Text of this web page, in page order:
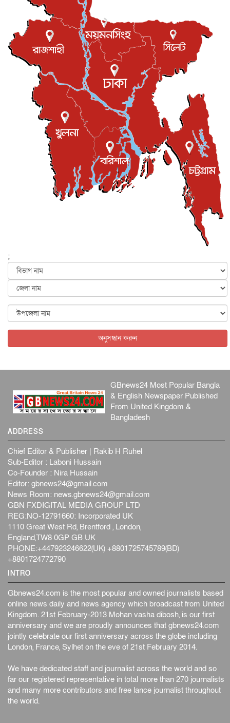
বস্তিতে কেটেছে শৈশব, আজ মুম্বাইয়ে দুই বাড়ির মালিক
বিনোদন ৬ আগস্ট, ২০২৬
যুক্তরাজ্যে বসবাসরত জাতীয়তাবাদী কুলাউড়াবাসীর মত বিনিময়
সভা...
ইউকে কমিউনিটি ৫ আগস্ট, ২০২৬
প্রধানমন্ত্রীকে সৌদি আরব সফরের আমন্ত্রণ
জাতীয় ৫ আগস্ট, ২০২৬
জুলাই গণ-অভ্যুত্থান দিবস আজ, স্মরণে দেশজুড়ে কর্মসূচি
জাতীয় ৫ আগস্ট, ২০২৬
জনগণ পরিবর্তন চেয়েছে বলেই জুলাই আন্দোলন সফল :
৫ আগস্ট, ২০২৬
বেনজীর আহমেদের সঙ্গে পরীমনির ঘনিষ্ঠ সম্পর্ক ছিল : নাসির
মাহম...
জাতীয় ৫ আগস্ট, ২০২৬
হরমুজ নিয়ে ইরান-মার্কিন চুক্তি হতে পারে আজ : মার্কিন অর্থমন...
৫ আগস্ট, ২০২৬
পৃথিবীর দিকে আসছে বিধ্বংসী বস্তু, পারমাণবিক বোমা দিয়ে করা
আন্তর্জাতিক ৫ আগস্ট, ২০২৬
কেনিয়ায় ১৫ হাতির রহস্যজনক মৃত্যু, সন্দেহের মুখে কীটনাশকের
আন্তর্জাতিক ৫ আগস্ট, ২০২৬
;
অনুসন্ধান করুন
GBnews24 Most Popular Bangla
& English Newspaper Published
From United Kingdom &
Bangladesh
ADDRESS
Chief Editor & Publisher | Rakib H Ruhel
Sub-Editor : Laboni Hussain
Co-Founder : Nira Hussain
Editor: gbnews24@gmail.com
News Room: news.gbnews24@gmail.com
GBN FXDIGITAL MEDIA GROUP LTD
REG:NO-12791660: Incorporated UK
1110 Great West Rd, Brentford , London,
England,TW8 0GP GB UK
PHONE:+447923246622(UK) +8801725745789(BD)
+8801724772790
INTRO
Gbnews24.com is the most popular and owned journalists based
online news daily and news agency which broadcast from United
Kingdom. 21st February-2013 Mohan vasha dibosh, is our first
anniversary and we are proudly announces that gbnews24.com
jointly celebrate our first anniversary across the globe including
London, France, Sylhet on the eve of 21st February 2014.
We have dedicated staff and journalist across the world and so
far our registered representative in total more than 270 journalists
and many more contributors and free lance journalist throughout
the world.